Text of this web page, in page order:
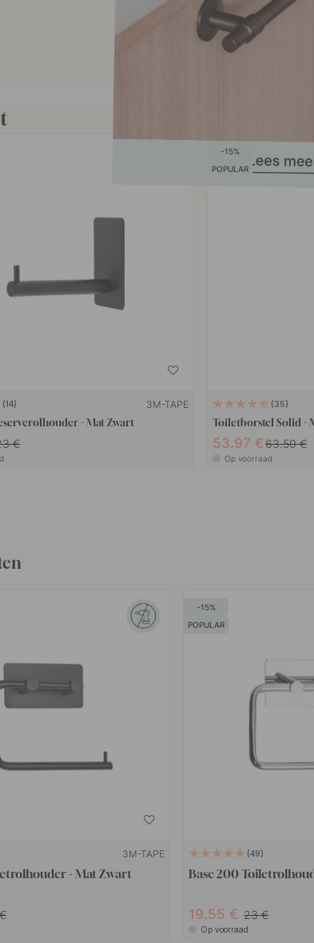
14 3M-TAPE
- Mat Zwart
€
15
POPULAR
35
Toiletborstel Solid -
53.97 € 63.50 €
Op voorraad
3M-TAPE
- Mat Zwart
15
POPULAR
49
Base 200
19.55 23
Op voorraad